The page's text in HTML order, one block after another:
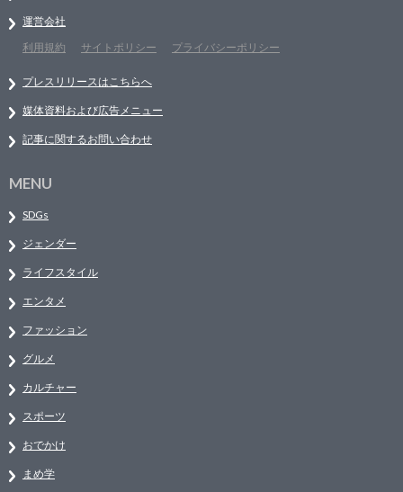
運営会社
利用規約
サイトポリシー プライバシーポリシー
プレスリリースはこちらへ
媒体資料および広告メニュー
記事に関するお問い合わせ
MENU
SDGs
ジェンダー
ライフスタイル
エンタメ
ファッション
グルメ
カルチャー
スポーツ
おでかけ
まめ学